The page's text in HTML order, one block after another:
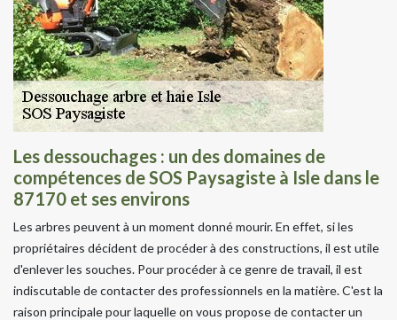
Les dessouchages : un des domaines de
compétences de SOS Paysagiste à Isle dans le
87170 et ses environs
Les arbres peuvent à un moment donné mourir. En effet, si les
propriétaires décident de procéder à des constructions, il est utile
d'enlever les souches. Pour procéder à ce genre de travail, il est
indiscutable de contacter des professionnels en la matière. C'est la
raison principale pour laquelle on vous propose de contacter un